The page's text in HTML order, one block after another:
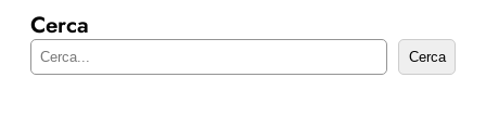
Cerca
e
Cerca